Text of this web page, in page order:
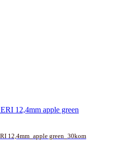
12,4mm_apple green_30kom